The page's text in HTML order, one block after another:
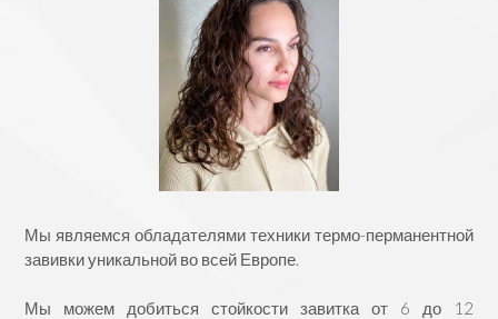
Мы являемся обладателями техники термо-перманентной
завивки уникальной во всей Европе.
Мы можем добиться стойкости завитка от 6 до 12